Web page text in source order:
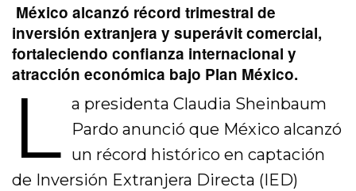
México alcanzó récord trimestral de
inversión extranjera y superávit comercial,
fortaleciendo confianza internacional y
atracción económica bajo Plan México.
L a presidenta Claudia Sheinbaum
Pardo anunció que México alcanzó
un récord histórico en captación
de Inversión Extranjera Directa (IED)